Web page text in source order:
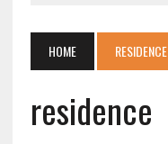
HOME RESIDENCE
residence